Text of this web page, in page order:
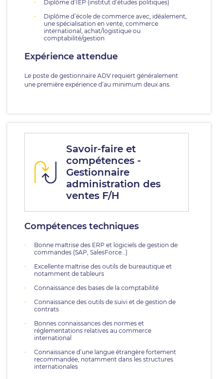
Diplôme d’IEP (institut d’études politiques)
Diplôme d’école de commerce avec, idéalement,
une spécialisation en vente, commerce
international, achat/logistique ou
comptabilité/gestion
Expérience attendue
Le poste de gestionnaire ADV requiert généralement
une première expérience d’au minimum deux ans.
Savoir-faire et
compétences -
Gestionnaire
administration des
ventes F/H
Compétences techniques
Bonne maîtrise des ERP et logiciels de gestion de
commandes (SAP, SalesForce…)
Excellente maîtrise des outils de bureautique et
notamment de tableurs
Connaissance des bases de la comptabilité
Connaissance des outils de suivi et de gestion de
contrats
Bonnes connaissances des normes et
réglementations relatives au commerce
international
Connaissance d’une langue étrangère fortement
recommandée, notamment dans les structures
internationales